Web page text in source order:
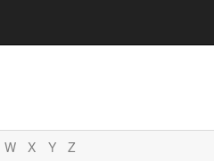
W X Y Z